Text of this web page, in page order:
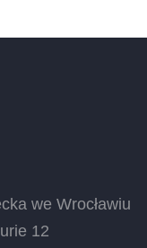
we Wrocławiu
12